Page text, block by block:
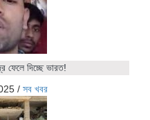
ফেলে দিচ্ছে ভারত!
/ সব খবর